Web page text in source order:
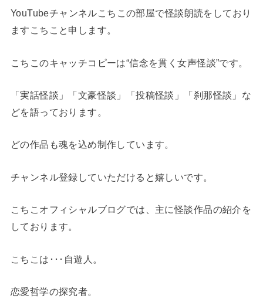
YouTubeチャンネルこちこの部屋で怪談朗読をしており
ますこちこと申します。
こちこのキャッチコピーは“信念を貫く女声怪談”です。
「実話怪談」「文豪怪談」「投稿怪談」「刹那怪談」な
どを語っております。
どの作品も魂を込め制作しています。
チャンネル登録していただけると嬉しいです。
こちこオフィシャルブログでは、主に怪談作品の紹介を
しております。
こちこは･･･自遊人。
恋愛哲学の探究者。